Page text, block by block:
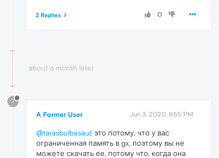
0
2 Replies
about a month later
?
A Former User Jun 3, 2020, 9:55 PM
@tarasbulbasaul: это потому, что у вас
ограниченная память в gx, поэтому вы не
можете скачать ее, потому что, когда она